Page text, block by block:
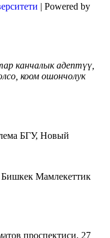
| Powered by
канчалык адептүү,
коом ошончолук
Бишкек Мамлекеттик
проспектиси, 27